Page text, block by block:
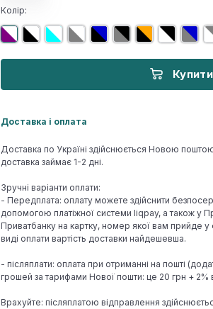
Колір:
Купити
Доставка і оплата
Доставка по Україні здійснюється Новою
доставка займає 1-2 дні.
Зручні варіанти оплати:
- Передплата: оплату можете здійснити
допомогою платіжної системи liqpay, а також у
Приватбанку на картку, номер якої вам прийде
виді оплати вартість доставки найдешевша.
- післяплати: оплата при отриманні на пошті
грошей за тарифами Нової пошти: це 20 грн +
Врахуйте: післяплатою відправлення